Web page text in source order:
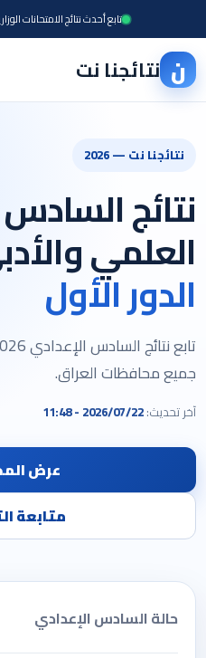
تابع أحدث نتائج الامتحانات
ن نتائجنا نت
نتائجنا نت — 2026
نتائج
العلمي
الدور الأول
جميع محافظات العراق.
آخر تحديث:2026/07/22 - 11:48
عرض
متابعة
حالة السادس الإعدادي